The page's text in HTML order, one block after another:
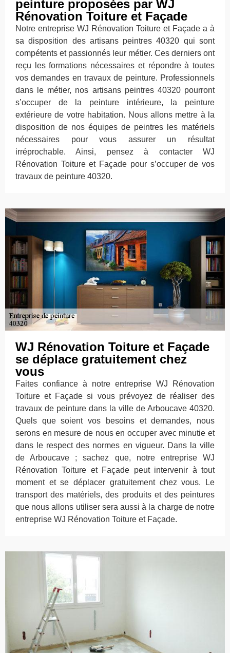
peinture proposées par WJ
Rénovation Toiture et Façade
Notre entreprise WJ Rénovation Toiture et Façade a à
sa disposition des artisans peintres 40320 qui sont
compétents et passionnés leur métier. Ces derniers ont
reçu les formations nécessaires et répondre à toutes
vos demandes en travaux de peinture. Professionnels
dans le métier, nos artisans peintres 40320 pourront
s’occuper de la peinture intérieure, la peinture
extérieure de votre habitation. Nous allons mettre à la
disposition de nos équipes de peintres les matériels
nécessaires pour vous assurer un résultat
irréprochable. Ainsi, pensez à contacter WJ
Rénovation Toiture et Façade pour s’occuper de vos
travaux de peinture 40320.
WJ Rénovation Toiture et Façade
se déplace gratuitement chez
vous
Faites confiance à notre entreprise WJ Rénovation
Toiture et Façade si vous prévoyez de réaliser des
travaux de peinture dans la ville de Arboucave 40320.
Quels que soient vos besoins et demandes, nous
serons en mesure de nous en occuper avec minutie et
dans le respect des normes en vigueur. Dans la ville
de Arboucave ; sachez que, notre entreprise WJ
Rénovation Toiture et Façade peut intervenir à tout
moment et se déplacer gratuitement chez vous. Le
transport des matériels, des produits et des peintures
que nous allons utiliser sera aussi à la charge de notre
entreprise WJ Rénovation Toiture et Façade.